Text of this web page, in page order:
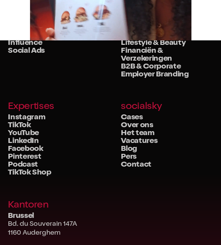
Diensten
Strategie
Studio
Community
Influence
Social Ads
Sectoren
Retail
Food & Beverage
Travel & Hospitality
Lifestyle & Beauty
Financiën &
Verzekeringen
B2B & Corporate
Employer Branding
Expertises
Instagram
TikTok
YouTube
LinkedIn
Facebook
Pinterest
Podcast
TikTok Shop
socialsky
Cases
Over ons
Het team
Vacatures
Blog
Pers
Contact
Kantoren
Brussel
Bd. du Souverain 147A
1160 Auderghem